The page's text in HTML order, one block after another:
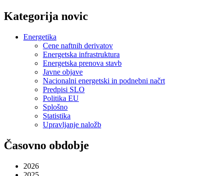
Kategorija novic
Energetika
Cene naftnih derivatov
Energetska infrastruktura
Energetska prenova stavb
Javne objave
Nacionalni energetski in podnebni načrt
Predpisi SLO
Politika EU
Splošno
Statistika
Upravljanje naložb
Časovno obdobje
2026